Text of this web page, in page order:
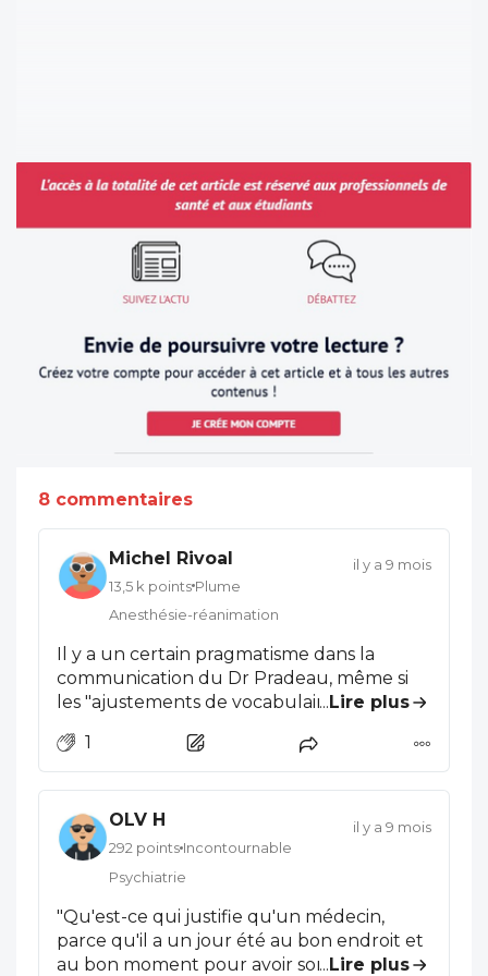
8 commentaires
Michel Rivoal
13,5 k points Plume
Anesthésie-réanimation
il y a 9 mois
Il y a un certain pragmatisme dans la
communication du Dr Pradeau, même si
les "ajustements de vocabulaire"
sourire, mais ce n'est pas choquant dans sa
bouche. On n'est pas dans le changement
qu'on réforme, on est dans la
revendication argumentée. Ok avec la
vision "horizontale" de la complémentarité
d'autant que la médecine générale est
devenue une "spécialité comme les
autres". Ok, la taxation "a priori" n'a pas de
... Lire plus
1
OLV H
292 points Incontournable
Psychiatrie
il y a 9 mois
"Qu'est-ce qui justifie qu'un médecin,
parce qu'il a un jour été au bon endroit et
au bon moment pour avoir son clinicat, ait,
...Lire plus